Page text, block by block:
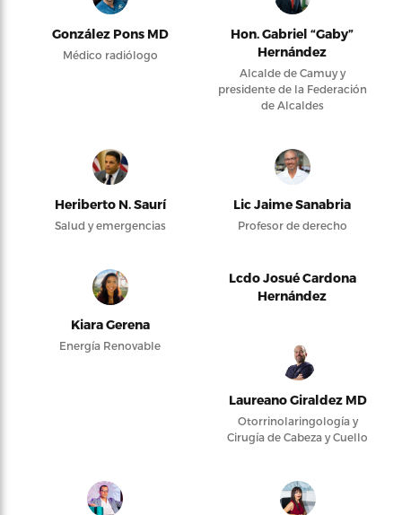
González Pons MD
Médico radiólogo
Hon. Gabriel “Gaby”
Hernández
Alcalde de Camuy y
presidente de la Federación
de Alcaldes
Heriberto N. Saurí
Salud y emergencias
Lic Jaime Sanabria
Profesor de derecho
Kiara Gerena
Energía Renovable
Lcdo Josué Cardona
Hernández
Laureano Giraldez MD
Otorrinolaringología y
Cirugía de Cabeza y Cuello